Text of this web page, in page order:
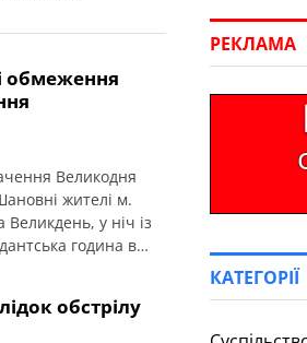
обмеження
Великодня
жителі м.
у ніч із
година в
обстрілу
РЕКЛАМА
КАТЕГОРІЇ